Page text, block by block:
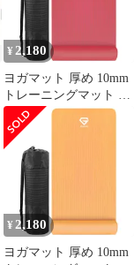
¥ 2,180
ヨガマット 厚め 10mm
トレーニングマット ス
トレッチマット 筋トレ
マット 180cm×60cm ロ
ーズレッド GronG（グ
ロング）
¥ 2,180
ヨガマット 厚め 10mm